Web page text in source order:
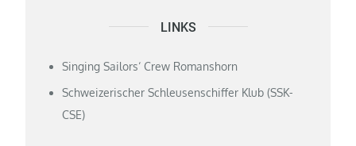
LINKS
Singing Sailors‘ Crew Romanshorn
Schweizerischer Schleusenschiffer Klub (SSK-
CSE)